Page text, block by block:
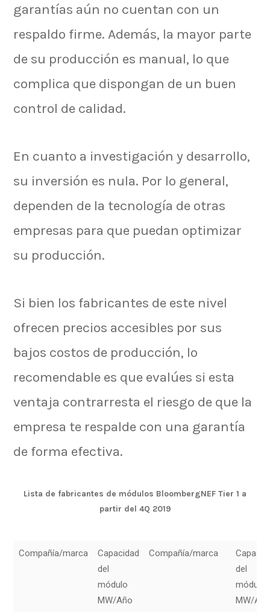
garantías aún no cuentan con un
respaldo firme. Además, la mayor parte
de su producción es manual, lo que
complica que dispongan de un buen
control de calidad.
En cuanto a investigación y desarrollo,
su inversión es nula. Por lo general,
dependen de la tecnología de otras
empresas para que puedan optimizar
su producción.
Si bien los fabricantes de este nivel
ofrecen precios accesibles por sus
bajos costos de producción, lo
recomendable es que evalúes si esta
ventaja contrarresta el riesgo de que la
empresa te respalde con una garantía
de forma efectiva.
Lista de fabricantes de módulos BloombergNEF Tier 1 a
partir del 4Q 2019
Compañía/marca
Capacidad
del
módulo
MW/Año
Compañía/marca
del
módulo
MW/Año